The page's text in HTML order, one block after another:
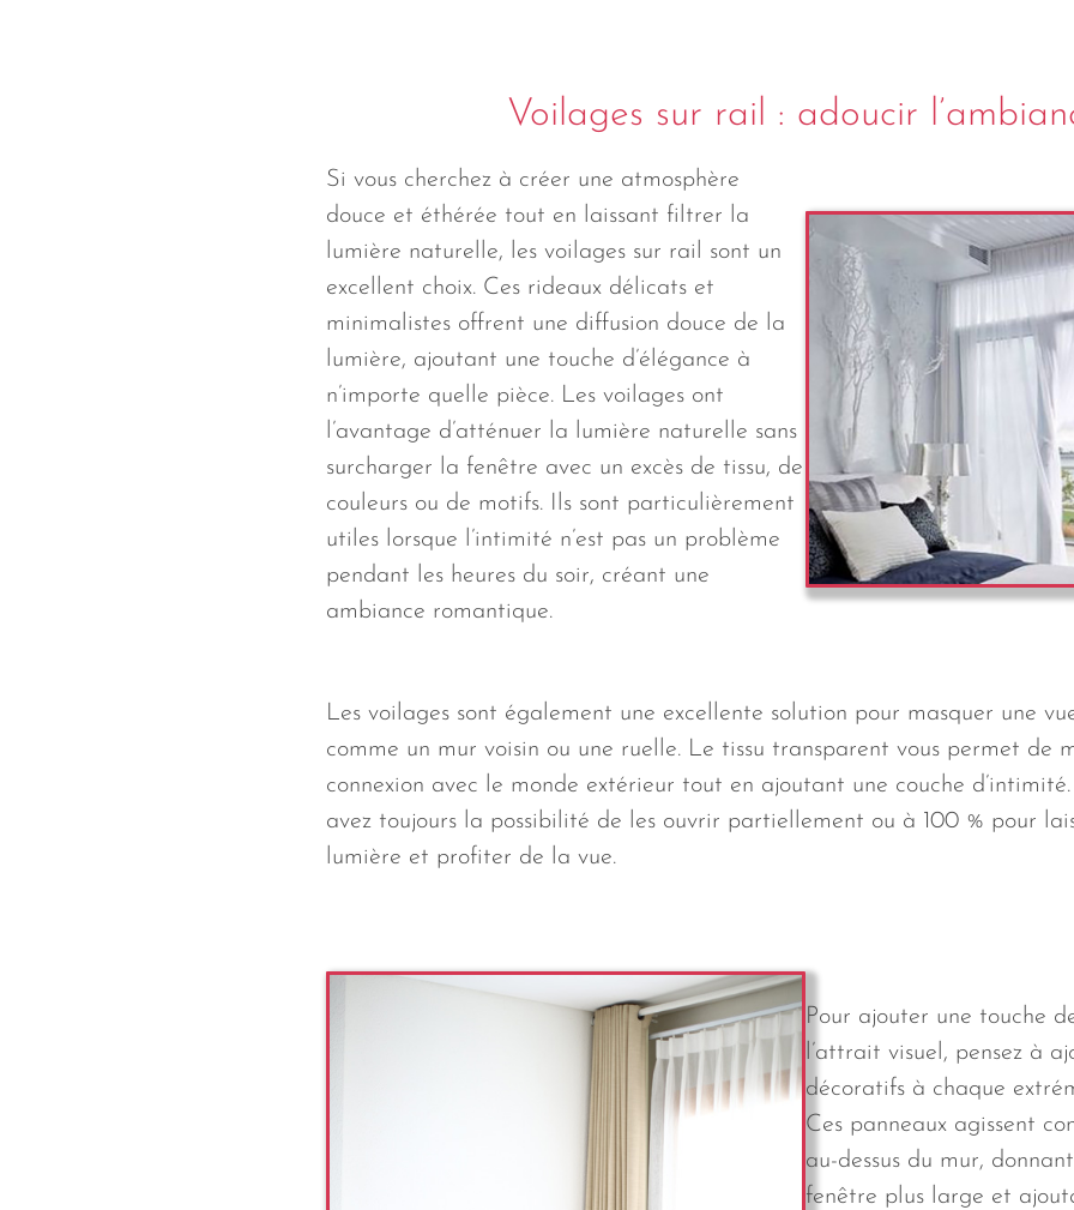
Voilages sur rail : adoucir
Si vous cherchez à créer une atmosphère
douce et éthérée tout en laissant filtrer la
lumière naturelle, les voilages sur rail sont un
excellent choix. Ces rideaux délicats et
minimalistes offrent une diffusion douce de la
lumière, ajoutant une touche d’élégance à
n’importe quelle pièce. Les voilages ont
l’avantage d’atténuer la lumière naturelle sans
surcharger la fenêtre avec un excès de tissu, de
couleurs ou de motifs. Ils sont particulièrement
utiles lorsque l’intimité n’est pas un problème
pendant les heures du soir, créant une
ambiance romantique.
Les voilages sont également une excellente solution pour masquer une
comme un mur voisin ou une ruelle. Le tissu transparent vous permet de
connexion avec le monde extérieur tout en ajoutant une couche
avez toujours la possibilité de les ouvrir partiellement ou à 100 % pour
lumière et profiter de la vue.
Pour ajouter une touche
l’attrait visuel, pensez à
décoratifs à chaque
Ces panneaux agissent
au-dessus du mur, donnant
fenêtre plus large et